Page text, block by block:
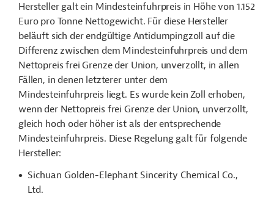
Hersteller galt ein Mindesteinfuhrpreis in Höhe von 1.152
Euro pro Tonne Nettogewicht. Für diese Hersteller
beläuft sich der endgültige Antidumpingzoll auf die
Differenz zwischen dem Mindesteinfuhrpreis und dem
Nettopreis frei Grenze der Union, unverzollt, in allen
Fällen, in denen letzterer unter dem
Mindesteinfuhrpreis liegt. Es wurde kein Zoll erhoben,
wenn der Nettopreis frei Grenze der Union, unverzollt,
gleich hoch oder höher ist als der entsprechende
Mindesteinfuhrpreis. Diese Regelung galt für folgende
Hersteller:
Sichuan Golden-Elephant Sincerity Chemical Co.,
Ltd.